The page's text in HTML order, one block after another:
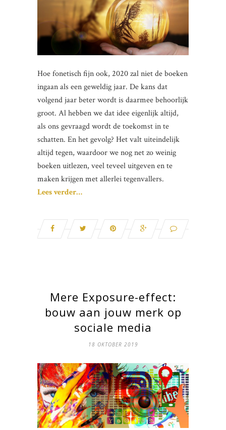
Hoe fonetisch fijn ook, 2020 zal niet de boeken
ingaan als een geweldig jaar. De kans dat
volgend jaar beter wordt is daarmee behoorlijk
groot. Al hebben we dat idee eigenlijk altijd,
als ons gevraagd wordt de toekomst in te
schatten. En het gevolg? Het valt uiteindelijk
altijd tegen, waardoor we nog net zo weinig
boeken uitlezen, veel teveel uitgeven en te
maken krijgen met allerlei tegenvallers.
Lees verder…
Mere Exposure-effect:
bouw aan jouw merk op
sociale media
18 OKTOBER 2019